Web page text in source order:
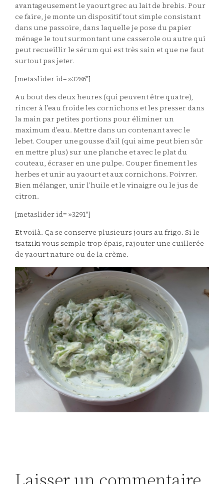
avantageusement le yaourt grec au lait de brebis. Pour
ce faire, je monte un dispositif tout simple consistant
dans une passoire, dans laquelle je pose du papier
ménage le tout surmontant une casserole ou autre qui
peut recueillir le sérum qui est très sain et que ne faut
surtout pas jeter.
[metaslider id= »3286″]
Au bout des deux heures (qui peuvent être quatre),
rincer à l’eau froide les cornichons et les presser dans
la main par petites portions pour éliminer un
maximum d’eau. Mettre dans un contenant avec le
lebet. Couper une gousse d’ail (qui aime peut bien sûr
en mettre plus) sur une planche et avec le plat du
couteau, écraser en une pulpe. Couper finement les
herbes et unir au yaourt et aux cornichons. Poivrer.
Bien mélanger, unir l’huile et le vinaigre ou le jus de
citron.
[metaslider id= »3291″]
Et voilà. Ça se conserve plusieurs jours au frigo. Si le
tsatziki vous semple trop épais, rajouter une cuillerée
de yaourt nature ou de la crème.